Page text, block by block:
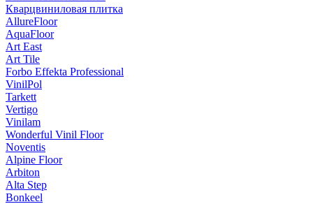
Кварцвиниловая плитка
AllureFloor
AquaFloor
Art East
Art Tile
Forbo Effekta Professional
VinilPol
Tarkett
Vertigo
Vinilam
Wonderful Vinil Floor
Noventis
Alpine Floor
Arbiton
Alta Step
Bonkeel